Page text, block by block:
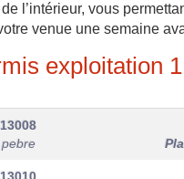
l’intérieur, vous
venue une semaine
exploitation
13008